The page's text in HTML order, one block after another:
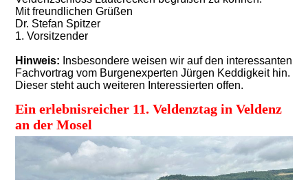
Mit freundlichen Grüßen
Dr. Stefan Spitzer
1. Vorsitzender
Hinweis: Insbesondere weisen wir auf den interessanten
Fachvortrag vom Burgenexperten Jürgen Keddigkeit hin.
Dieser steht auch weiteren Interessierten offen.
Ein erlebnisreicher 11. Veldenztag in Veldenz
an der Mosel